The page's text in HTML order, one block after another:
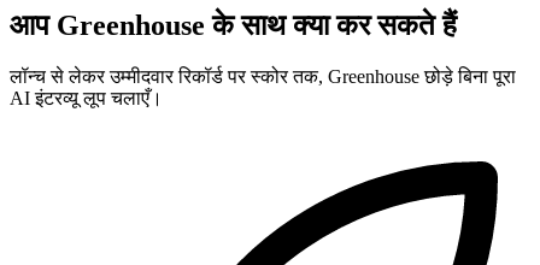
आप Greenhouse के साथ क्या कर सकते हैं
लॉन्च से लेकर उम्मीदवार रिकॉर्ड पर स्कोर तक, Greenhouse छोड़े बिना पूरा
AI इंटरव्यू लूप चलाएँ।